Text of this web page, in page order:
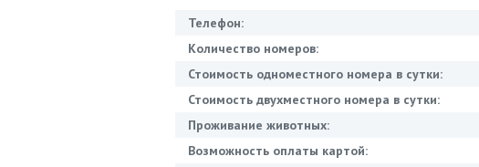
Телефон:
Количество номеров:
Стоимость одноместного номера в сутки:
Стоимость двухместного номера в сутки:
Проживание животных:
Возможность оплаты картой: